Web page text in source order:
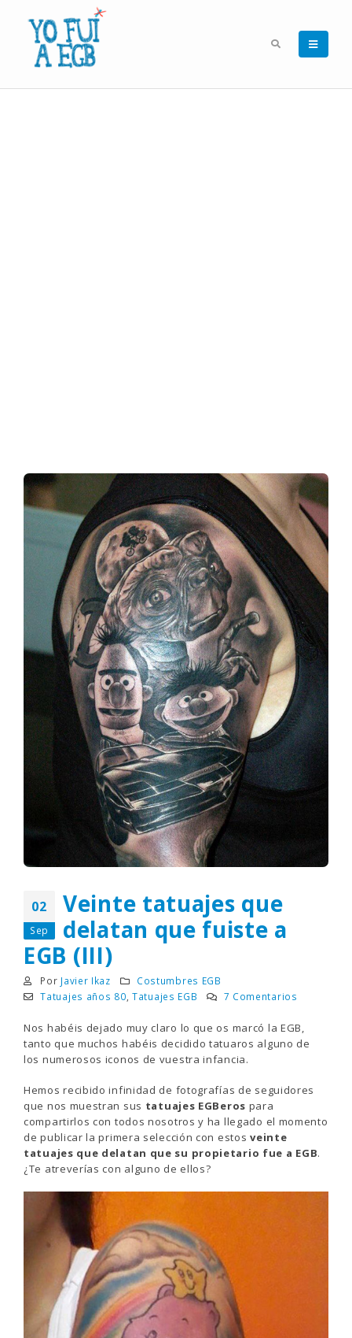
02
Sep
Veinte tatuajes que
delatan que fuiste a
EGB (III)
Por Javier Ikaz
Costumbres EGB
Tatuajes años 80, Tatuajes EGB 7 Comentarios
Nos habéis dejado muy claro lo que os marcó la EGB,
tanto que muchos habéis decidido tatuaros alguno de
los numerosos iconos de vuestra infancia.
Hemos recibido infinidad de fotografías de seguidores
que nos muestran sus tatuajes EGBeros para
compartirlos con todos nosotros y ha llegado el momento
de publicar la primera selección con estosveinte
tatuajes que delatan que su propietario fue a EGB.
¿Te atreverías con alguno de ellos?